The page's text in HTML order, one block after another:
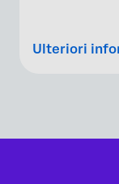
Ulteriori